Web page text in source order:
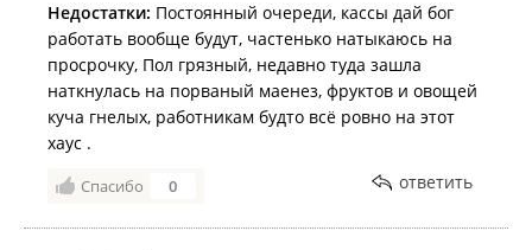
Недостатки: Постоянный очереди, кассы дай бог
работать вообще будут, частенько натыкаюсь на
просрочку, Пол грязный, недавно туда зашла
наткнулась на порваный маенез, фруктов и овощей
куча гнелых, работникам будто всё ровно на этот
хаус .
Спасибо 0 ответить